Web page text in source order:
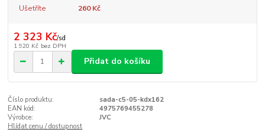
Ušetříte 260 Kč
2 323 Kč/sd
1 920 Kč bez DPH
Přidat do košíku
Číslo produktu:
sada-c5-05-kdx162
EAN kód:
4975769455278
Výrobce:
JVC
Hlídat cenu / dostupnost